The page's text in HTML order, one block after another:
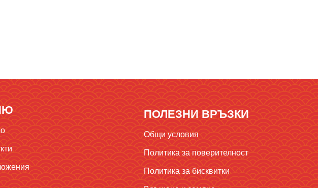
ПОЛЕЗНИ ВРЪЗКИ
Общи условия
Политика за поверителност
Политика за бисквитки